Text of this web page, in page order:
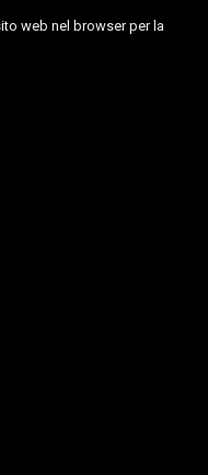
web nel browser per la